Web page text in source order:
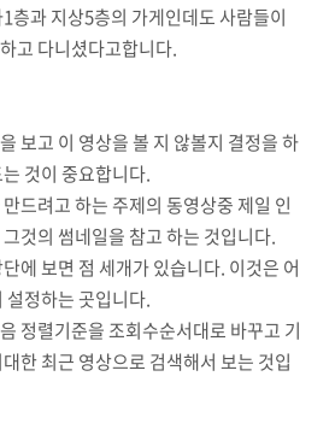
층과 지상5층의 가게인데도 사람들이
고 다니셨다고합니다.
보고 이 영상을 볼 지 않볼지 결정을 하
것이 중요합니다.
드려고 하는 주제의 동영상중 제일 인
것의 썸네일을 참고 하는 것입니다.
에 보면 점 세개가 있습니다. 이것은 어
설정하는 곳입니다.
정렬기준을 조회수순서대로 바꾸고 기
한 최근 영상으로 검색해서 보는 것입